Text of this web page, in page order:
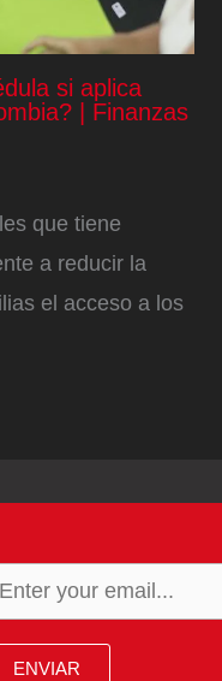
si aplica
| Finanzas
que tiene
a reducir la
el acceso a los
ENVIAR